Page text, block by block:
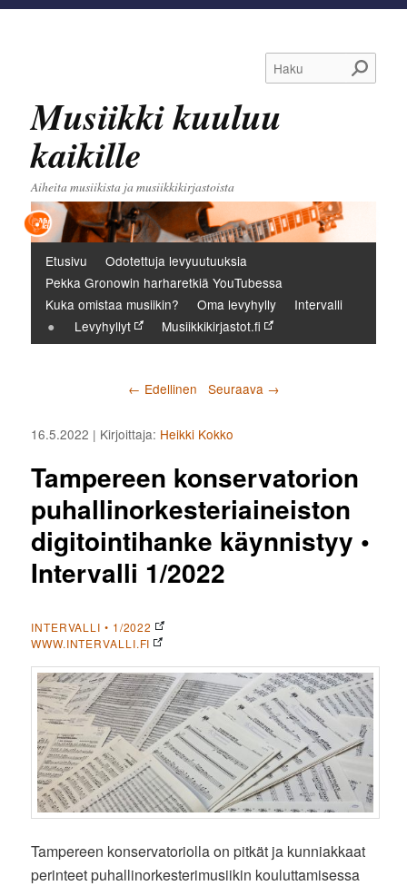
Haku
Musiikki kuuluu
kaikille
Aiheita musiikista ja musiikkikirjastoista
Päävalikko
Etusivu
Odotettuja levyuutuuksia
Pekka Gronowin harharetkiä YouTubessa
Kuka omistaa musiikin?
Oma levyhylly
Intervalli
Levyhyllyt
Musiikkikirjastot.fi
Artikkelien selaus
← Edellinen Seuraava →
Tampereen konservatorion
puhallinorkesteriaineiston
digitointihanke käynnistyy •
Intervalli 1/2022
16.5.2022 | Kirjoittaja: Heikki Kokko
INTERVALLI • 1/2022
WWW.INTERVALLI.FI
Tampereen konservatoriolla on pitkät ja kunniakkaat
perinteet puhallinorkesterimusiikin kouluttamisessa